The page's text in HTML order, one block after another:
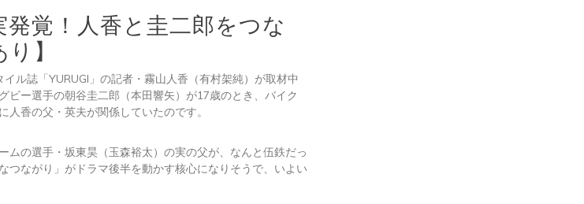
覚！人香と圭二郎をつな
】
ル誌「YURUGI」の記者・霧山人香（有村架純）が取材中
ビー選手の朝谷圭二郎（本田響矢）が17歳のとき、バイク
香の父・英夫が関係していたのです。
ムの選手・坂東昊（玉森裕太）の実の父が、なんと伍鉄だっ
つながり」がドラマ後半を動かす核心になりそうで、いよい